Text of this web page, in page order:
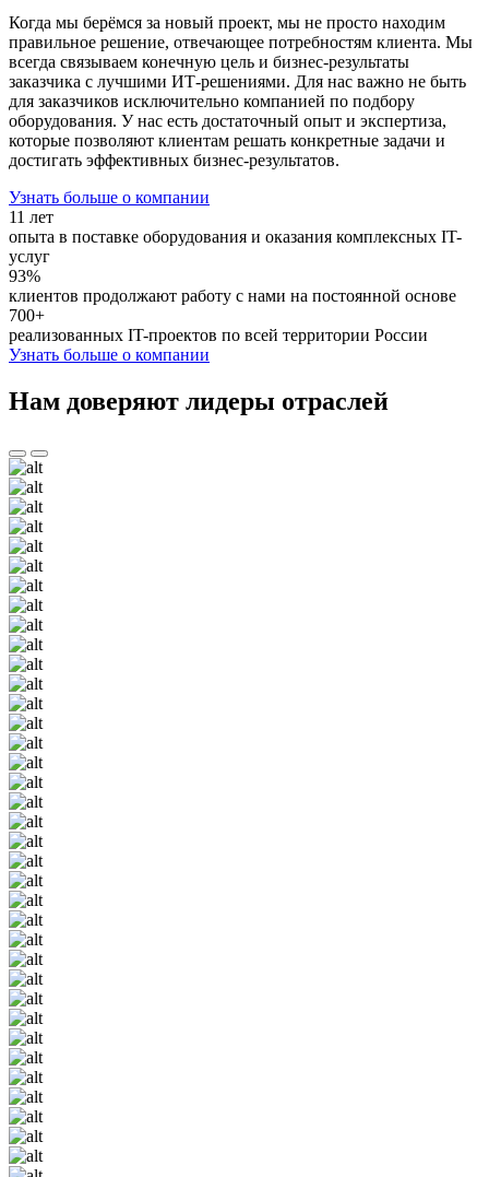
Когда мы берёмся за новый проект, мы не просто находим
правильное решение, отвечающее потребностям клиента. Мы
всегда cвязываем конечную цель и бизнес-результаты
заказчика с лучшими ИТ-решениями. Для нас важно не быть
для заказчиков исключительно компанией по подбору
оборудования. У нас есть достаточный опыт и экспертиза,
которые позволяют клиентам решать конкретные задачи и
достигать эффективных бизнес-результатов.
Узнать больше о компании
11 лет
опыта в поставке оборудования и оказания комплексных IT-
услуг
93%
клиентов продолжают работу с нами на постоянной основе
700+
реализованных IT-проектов по всей территории России
Узнать больше о компании
Нам доверяют лидеры отраслей